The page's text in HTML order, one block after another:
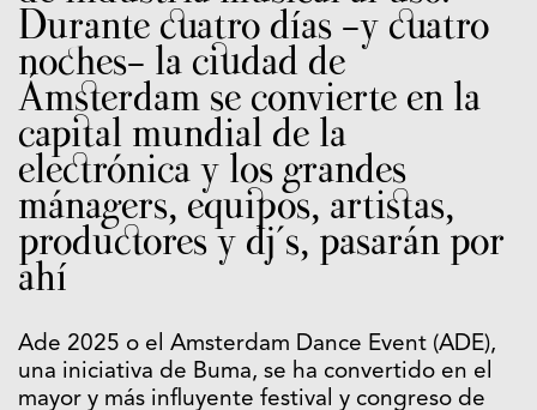
Durante cuatro días -y cuatro
noches- la ciudad de
Ámsterdam se convierte en la
capital mundial de la
electrónica y los grandes
mánagers, equipos, artistas,
productores y dj´s, pasarán por
ahí
Ade 2025 o el Amsterdam Dance Event (ADE),
una iniciativa de Buma, se ha convertido en el
mayor y más influyente festival y congreso de